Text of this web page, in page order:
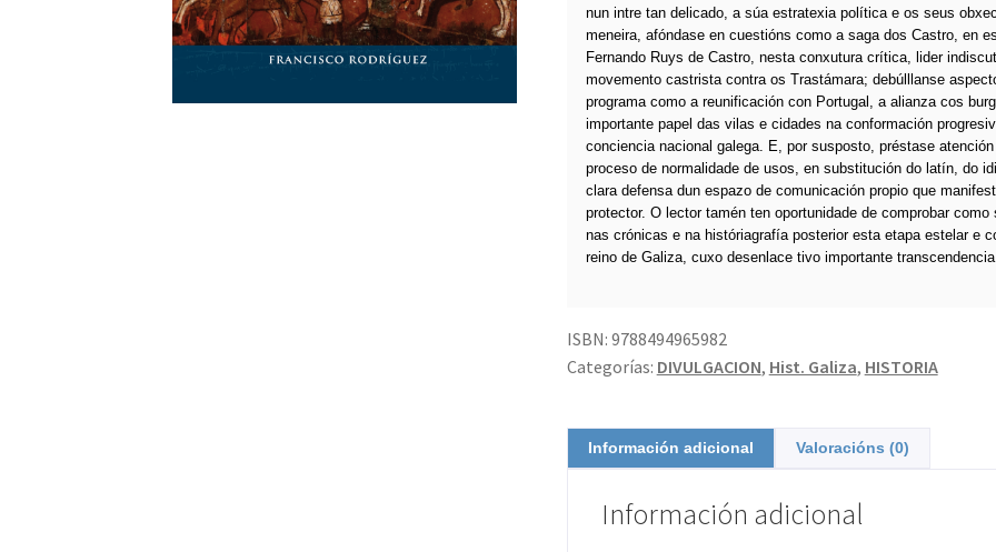
nun intre tan delicado, a súa estratexia política e os seus
meneira, afóndase en cuestións como a saga dos Castro, en
Fernando Ruys de Castro, nesta conxutura crítica, lider
movemento castrista contra os Trastámara; debúlllanse
programa como a reunificación con Portugal, a alianza cos
importante papel das vilas e cidades na conformación
conciencia nacional galega. E, por susposto, préstase
proceso de normalidade de usos, en substitución do latín, do
clara defensa dun espazo de comunicación propio que
protector. O lector tamén ten oportunidade de comprobar como
nas crónicas e na históriagrafía posterior esta etapa estelar e
reino de Galiza, cuxo desenlace tivo importante
ISBN: 9788494965982
Categorías: DIVULGACION, Hist. Galiza, HISTORIA
Información adicional Valoracións (0)
Información adicional